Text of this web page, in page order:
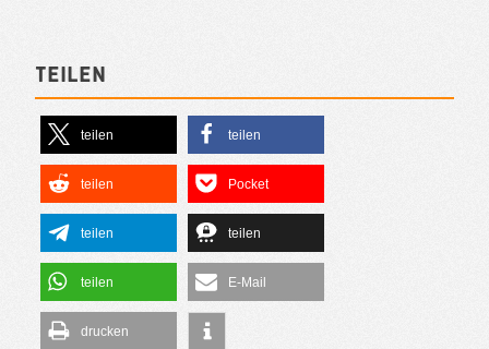
Teilen
teilen teilen
teilen Pocket
teilen teilen
teilen E-Mail
drucken